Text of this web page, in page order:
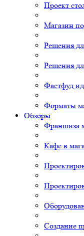
Проект
Магазин
Решения
Решения
Фастфуд
Форматы
Обзоры
Франшиза
Кафе в
Создание